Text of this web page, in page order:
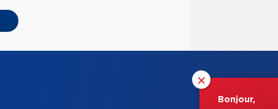
×
Bonjour,